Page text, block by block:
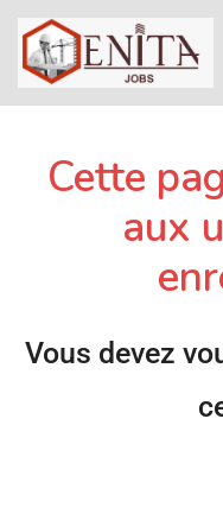
Cette
aux
Vous devez